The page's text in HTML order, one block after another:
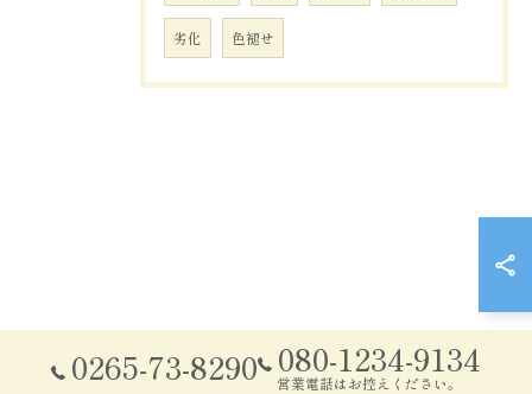
劣化 色褪せ
0265-73-8290 080-1234-9134
営業電話はお控えください。